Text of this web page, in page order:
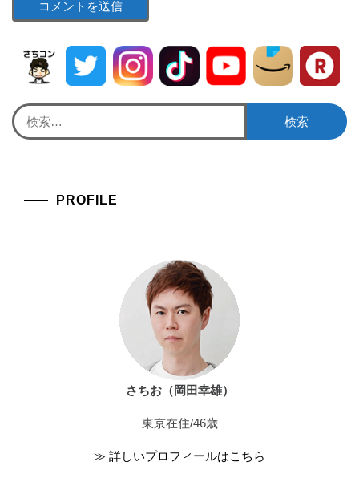
検
索:
PROFILE
さちお（岡田幸雄）
東京在住/46歳
≫ 詳しいプロフィールはこちら